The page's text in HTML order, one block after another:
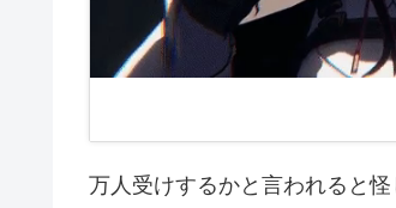
万人受けするかと言われると